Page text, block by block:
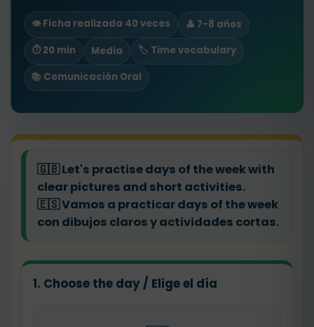
👁️ Ficha realizada 40 veces
👤 7-8 años
⏱ 20 min
Media
🏷️ Time vocabulary
📚 Comunicación Oral
🇬🇧Let's practise days of the week with
clear pictures and short activities.
🇪🇸Vamos a practicar days of the week
con dibujos claros y actividades cortas.
1. Choose the day / Elige el día